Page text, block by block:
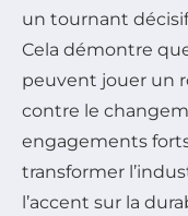
un tournant
Cela démontre
peuvent jouer un
contre le
engagements
transformer
l’accent sur la